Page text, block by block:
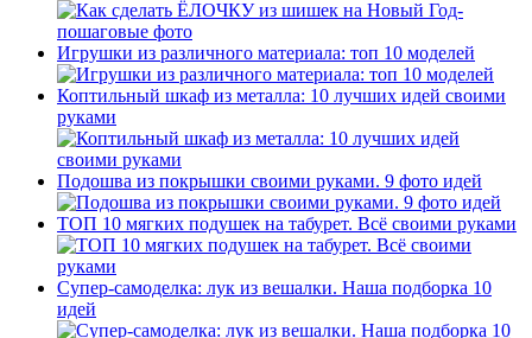
Игрушки из различного материала: топ 10 моделей
Коптильный шкаф из металла: 10 лучших идей своими
руками
Подошва из покрышки своими руками. 9 фото идей
ТОП 10 мягких подушек на табурет. Всё своими руками
Супер-самоделка: лук из вешалки. Наша подборка 10
идей